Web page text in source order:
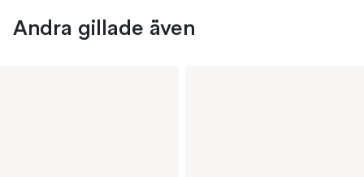
Andra gillade även